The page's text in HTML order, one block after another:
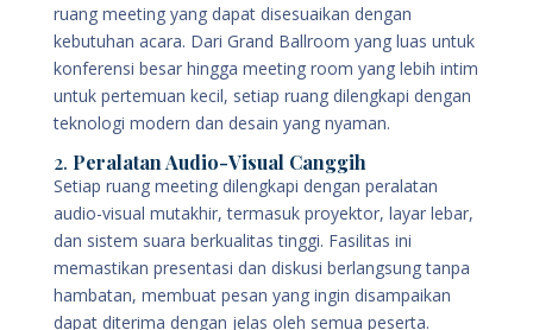
ruang meeting yang dapat disesuaikan dengan
kebutuhan acara. Dari Grand Ballroom yang luas untuk
konferensi besar hingga meeting room yang lebih intim
untuk pertemuan kecil, setiap ruang dilengkapi dengan
teknologi modern dan desain yang nyaman.
2. Peralatan Audio-Visual Canggih
Setiap ruang meeting dilengkapi dengan peralatan
audio-visual mutakhir, termasuk proyektor, layar lebar,
dan sistem suara berkualitas tinggi. Fasilitas ini
memastikan presentasi dan diskusi berlangsung tanpa
hambatan, membuat pesan yang ingin disampaikan
dapat diterima dengan jelas oleh semua peserta.